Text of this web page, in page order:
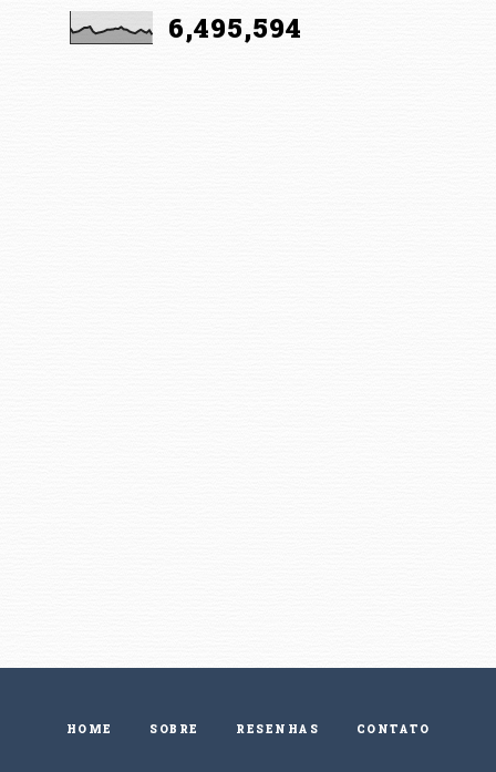
6,495,594
HOME SOBRE RESENHAS CONTATO